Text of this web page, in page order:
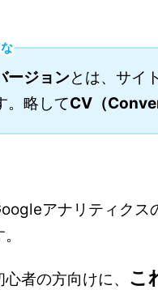
ージョンとは、サイ
。略してCV（
アナリティクス
者の方向けに、 こ